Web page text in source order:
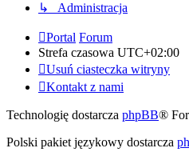
↳ Administracja
Portal Forum
Strefa czasowa UTC+02:00
Usuń ciasteczka witryny
Kontakt z nami
Technologię dostarcza phpBB®
Polski pakiet językowy dostarcza